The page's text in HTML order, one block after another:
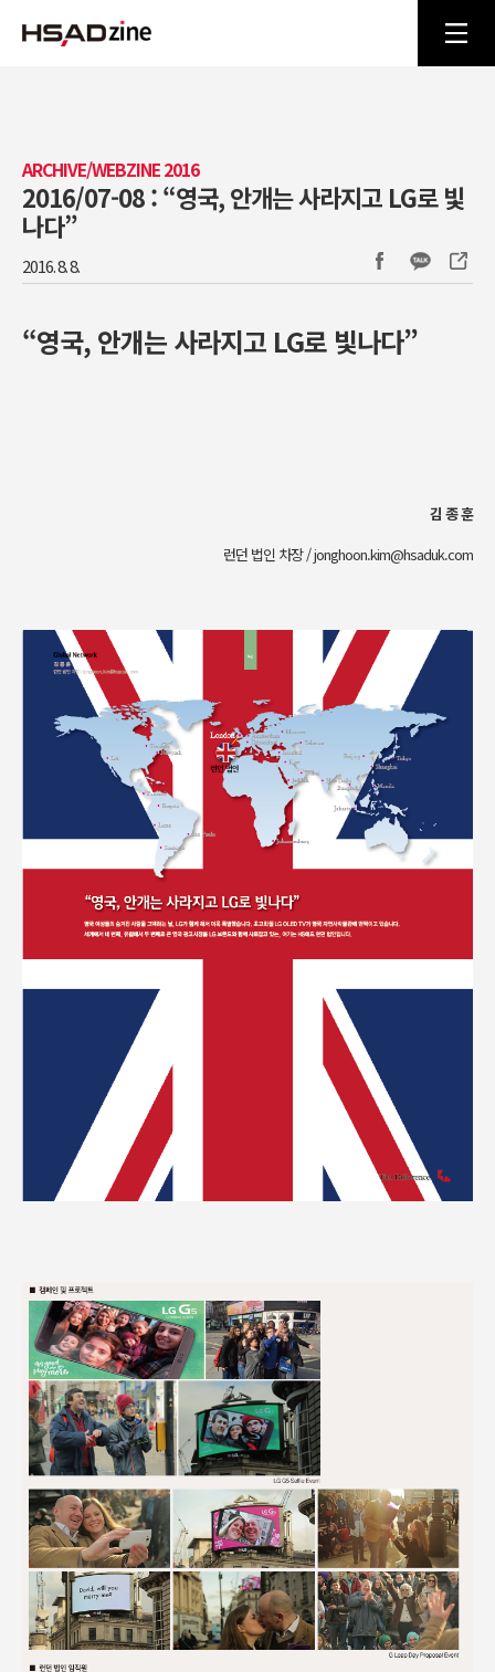
ARCHIVE/WEBZINE 2016
2016/07-08 : “영국, 안개는 사라지고 LG로 빛
나다”
2016. 8. 8.
“영국, 안개는 사라지고 LG로 빛나다”
김 종 훈
런던 법인 차장 / jonghoon.kim@hsaduk.com